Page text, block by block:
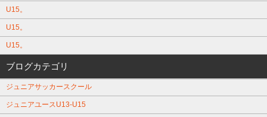
U15。
U15。
U15。
ブログカテゴリ
ジュニアサッカースクール
ジュニアユースU13-U15